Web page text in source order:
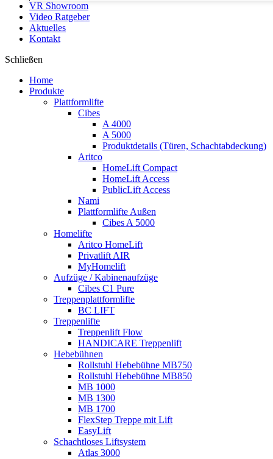
VR Showroom
Video Ratgeber
Aktuelles
Kontakt
Schließen
Home
Produkte
Plattformlifte
Cibes
A 4000
A 5000
Produktdetails (Türen, Schachtabdeckung)
Aritco
HomeLift Compact
HomeLift Access
PublicLift Access
Nami
Plattformlifte Außen
Cibes A 5000
Homelifte
Aritco HomeLift
Privatlift AIR
MyHomelift
Aufzüge / Kabinenaufzüge
Cibes C1 Pure
Treppenplattformlifte
BC LIFT
Treppenlifte
Treppenlift Flow
HANDICARE Treppenlift
Hebebühnen
Rollstuhl Hebebühne MB750
Rollstuhl Hebebühne MB850
MB 1000
MB 1300
MB 1700
FlexStep Treppe mit Lift
EasyLift
Schachtloses Liftsystem
Atlas 3000